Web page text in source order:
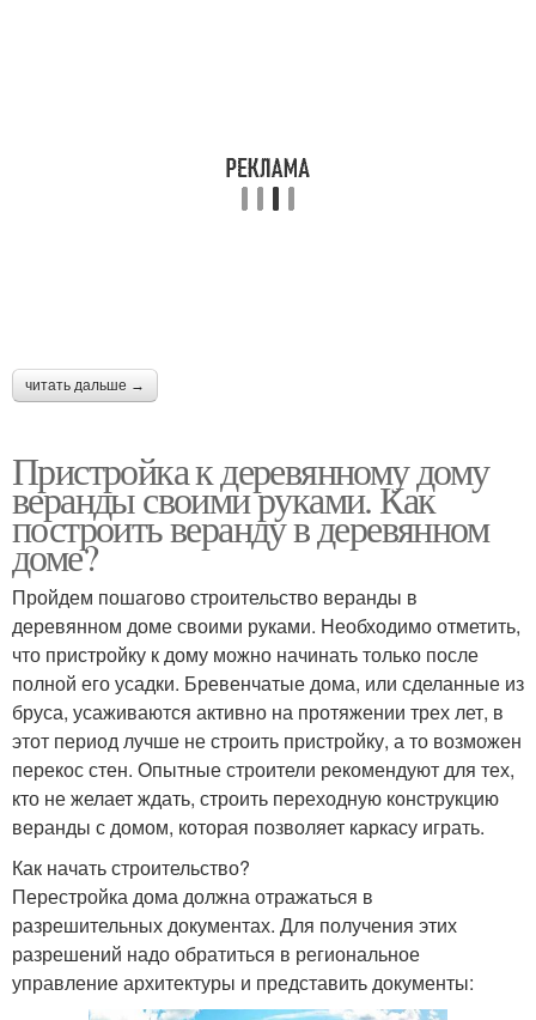
читать дальше →
Пристройка к деревянному дому
веранды своими руками. Как
построить веранду в деревянном
доме?
Пройдем пошагово строительство веранды в
деревянном доме своими руками. Необходимо отметить,
что пристройку к дому можно начинать только после
полной его усадки. Бревенчатые дома, или сделанные из
бруса, усаживаются активно на протяжении трех лет, в
этот период лучше не строить пристройку, а то возможен
перекос стен. Опытные строители рекомендуют для тех,
кто не желает ждать, строить переходную конструкцию
веранды с домом, которая позволяет каркасу играть.
Как начать строительство?
Перестройка дома должна отражаться в
разрешительных документах. Для получения этих
разрешений надо обратиться в региональное
управление архитектуры и представить документы: